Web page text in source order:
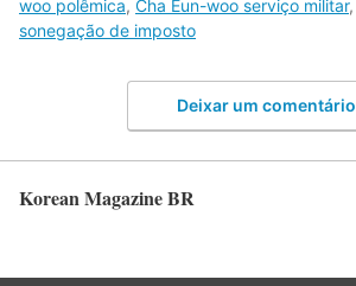
woo polêmica, Cha Eun-woo serviço militar,
sonegação de imposto
Deixar um comentário
Korean Magazine BR